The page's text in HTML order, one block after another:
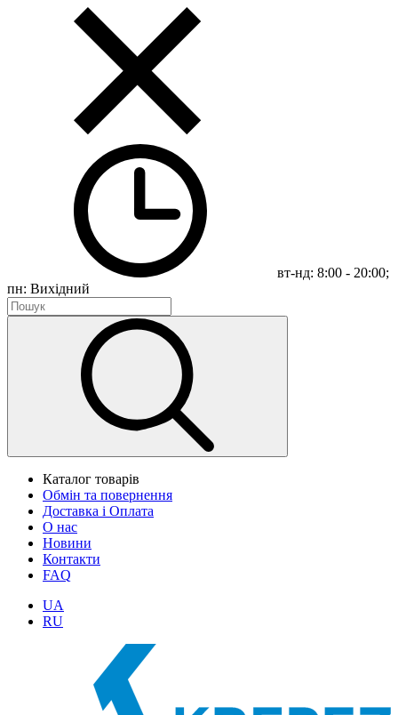
вт-нд: 8:00 - 20:00;
пн: Вихідний
Каталог товарів
Обмін та повернення
Доставка і Оплата
О нас
Новини
Контакти
FAQ
UA
RU